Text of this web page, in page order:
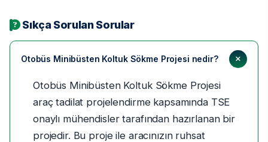
Sıkça Sorulan Sorular
Otobüs Minibüsten Koltuk Sökme Projesi nedir?
Otobüs Minibüsten Koltuk Sökme Projesi
araç tadilat projelendirme kapsamında TSE
onaylı mühendisler tarafından hazırlanan bir
projedir. Bu proje ile aracınızın ruhsat